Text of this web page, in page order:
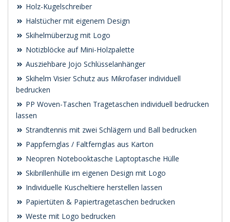
Holz-Kugelschreiber
Halstücher mit eigenem Design
Skihelmüberzug mit Logo
Notizblöcke auf Mini-Holzpalette
Ausziehbare Jojo Schlüsselanhänger
Skihelm Visier Schutz aus Mikrofaser individuell
bedrucken
PP Woven-Taschen Tragetaschen individuell bedrucken
lassen
Strandtennis mit zwei Schlägern und Ball bedrucken
Pappfernglas / Faltfernglas aus Karton
Neopren Notebooktasche Laptoptasche Hülle
Skibrillenhülle im eigenen Design mit Logo
Individuelle Kuscheltiere herstellen lassen
Papiertüten & Papiertragetaschen bedrucken
Weste mit Logo bedrucken